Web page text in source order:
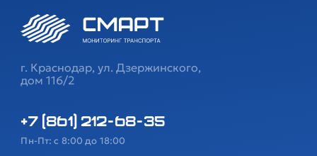
г. Краснодар, ул. Дзержинского,
дом 116/2
+7 (861) 212-68-35
Пн-Пт: с 8:00 до 18:00